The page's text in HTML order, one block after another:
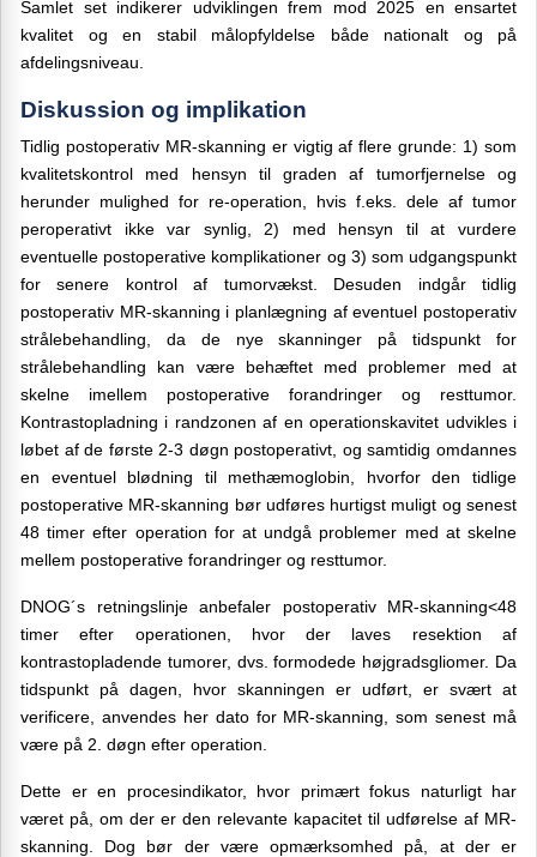
Samlet set indikerer udviklingen frem mod 2025 en ensartet
kvalitet og en stabil målopfyldelse både nationalt og på
afdelingsniveau.
Diskussion og implikation
Tidlig postoperativ MR‐skanning er vigtig af flere grunde: 1) som
kvalitetskontrol med hensyn til graden af tumorfjernelse og
herunder mulighed for re-operation, hvis f.eks. dele af tumor
peroperativt ikke var synlig, 2) med hensyn til at vurdere
eventuelle postoperative komplikationer og 3) som udgangspunkt
for senere kontrol af tumorvækst. Desuden indgår tidlig
postoperativ MR-skanning i planlægning af eventuel postoperativ
strålebehandling, da de nye skanninger på tidspunkt for
strålebehandling kan være behæftet med problemer med at
skelne imellem postoperative forandringer og resttumor.
Kontrastopladning i randzonen af en operationskavitet udvikles i
løbet af de første 2-3 døgn postoperativt, og samtidig omdannes
en eventuel blødning til methæmoglobin, hvorfor den tidlige
postoperative MR-skanning bør udføres hurtigst muligt og senest
48 timer efter operation for at undgå problemer med at skelne
mellem postoperative forandringer og resttumor.
DNOG´s retningslinje anbefaler postoperativ MR-skanning<48
timer efter operationen, hvor der laves resektion af
kontrastopladende tumorer, dvs. formodede højgradsgliomer. Da
tidspunkt på dagen, hvor skanningen er udført, er svært at
verificere, anvendes her dato for MR-skanning, som senest må
være på 2. døgn efter operation.
Dette er en procesindikator, hvor primært fokus naturligt har
været på, om der er den relevante kapacitet til udførelse af MR-
skanning. Dog bør der være opmærksomhed på, at der er